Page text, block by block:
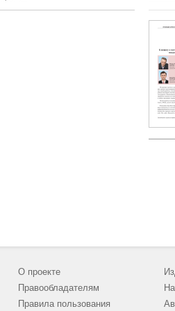
О проекте
Правообладателям
Правила пользования